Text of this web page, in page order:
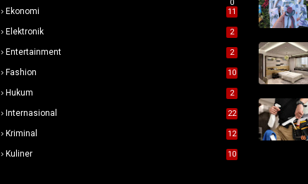
0
Ekonomi 11
Elektronik 2
Entertainment 2
Fashion 10
Hukum 2
Internasional 22
Kriminal 12
Kuliner 10